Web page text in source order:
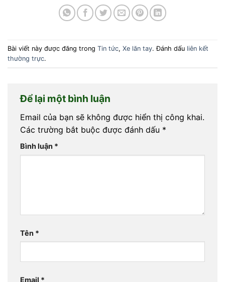
Bài viết này được đăng trong Tin tức, Xe lăn tay. Đánh dấu liên kết
thường trực.
Để lại một bình luận
Email của bạn sẽ không được hiển thị công khai.
Các trường bắt buộc được đánh dấu *
Bình luận *
Tên *
Email *